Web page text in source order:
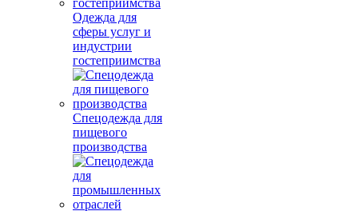
Одежда для
сферы услуг и
индустрии
гостеприимства
Спецодежда для
пищевого
производства